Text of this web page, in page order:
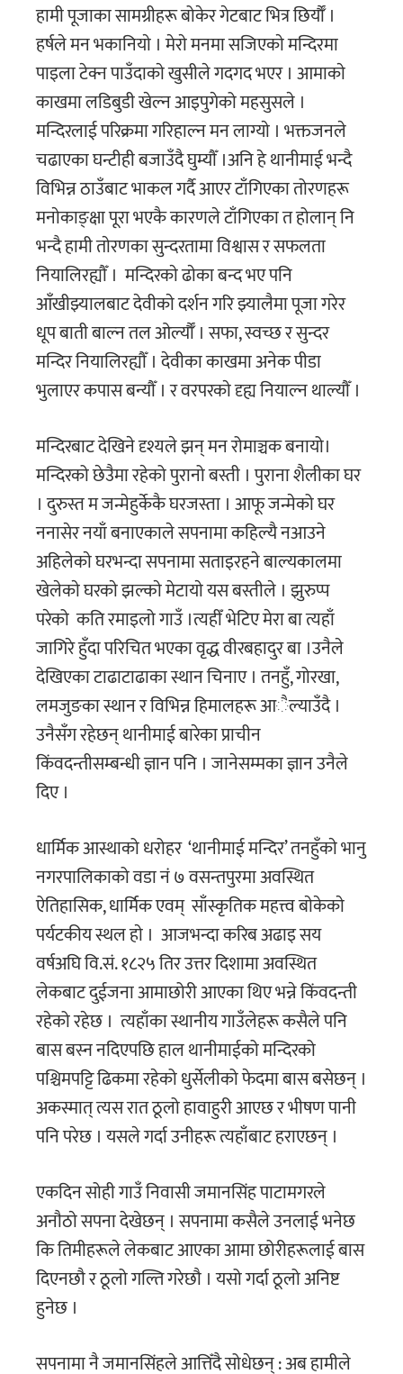
हामी पूजाका सामग्रीहरू बोकेर गेटबाट भित्र छिर्याैँ ।
हर्षले मन भकानियाे । मेराे मनमा सजिएकाे मन्दिरमा
पाइला टेक्न पाउँदाकाे खुसीले गदगद भएर । आमाकाे
काखमा लडिबुडी खेल्न आइपुगेको महसुसले ।
मन्दिरलाई परिक्रमा गरिहाल्न मन लाग्याे । भक्तजनले
चढाएका घन्टीही बजाउँदै घुम्याैँ ।अनि हे थानीमाई भन्दै
विभिन्न ठाउँबाट भाकल गर्दै आएर टाँगिएका तोरणहरू
मनाेकाङ्क्षा पूरा भएकै कारणले टाँगिएका त होलान् नि
भन्दै हामी ताेरणका सुन्दरतामा विश्वास र सफलता
नियालिरह्याैँ । मन्दिरकाे ढाेका बन्द भए पनि
आँखीझ्यालबाट देवीकाे दर्शन गरि झ्यालैमा पूजा गरेर
धूप बाती बाल्न तल ओर्ल्याैँ । सफा, स्वच्छ र सुन्दर
मन्दिर नियालिरह्याैँ । देवीका काखमा अनेक पीडा
भुलाएर कपास बन्याैँ । र वरपरकाे दृह्य नियाल्न थाल्याैँ ।
मन्दिरबाट देखिने दृश्यले झन् मन रोमाञ्चक बनायो।
मन्दिरको छेउैमा रहेको पुरानो बस्ती । पुराना शैलीका घर
। दुरुस्त म जन्मेहुर्केकै घरजस्ता । आफू जन्मेको घर
ननासेर नयाँ बनाएकाले सपनामा कहिल्यै नआउने
अहिलेकाे घरभन्दा सपनामा सताइरहने बाल्यकालमा
खेलेकाे घरकाे झल्काे मेटायाे यस बस्तीले । झुरुप्प
परेको कति रमाइलो गाउँ ।त्यहीँ भेटिए मेरा बा त्यहाँ
जागिरे हुँदा परिचित भएका वृद्ध वीरबहादुर बा ।उनैले
देखिएका टाढाटाढाका स्थान चिनाए । तनहुँ, गोरखा,
लमजुङका स्थान र विभिन्न हिमालहरू आैल्याउँदै ।
उनैसँग रहेछन् थानीमाई बारेका प्राचीन
किंवदन्तीसम्बन्धी ज्ञान पनि । जानेसम्मका ज्ञान उनैले
दिए ।
धार्मिक आस्थाको धरोहर ‘थानीमाई मन्दिर’ तनहुँकाे भानु
नगरपालिकाको वडा नं ७ वसन्तपुरमा अवस्थित
ऐतिहासिक, धार्मिक एवम् साँस्कृतिक महत्त्व बाेकेकाे
पर्यटकीय स्थल हाे । आजभन्दा करिब अढाइ सय
वर्षअघि वि.सं. १८२५ तिर उत्तर दिशामा अवस्थित
लेकबाट दुईजना आमाछोरी आएका थिए भन्ने किंवदन्ती
रहेको रहेछ । त्यहाँका स्थानीय गाउँलेहरू कसैले पनि
बास बस्न नदिएपछि हाल थानीमाईको मन्दिरको
पश्चिमपट्टि ढिकमा रहेको धुर्सेलीको फेदमा बास बसेछन् ।
अकस्मात् त्यस रात ठूलो हावाहुरी आएछ र भीषण पानी
पनि परेछ । यसले गर्दा उनीहरू त्यहाँबाट हराएछन् ।
एकदिन सोही गाउँ निवासी जमानसिंह पाटामगरले
अनाैठाे सपना देखेछन् । सपनामा कसैले उनलाई भनेछ
कि तिमीहरूले लेकबाट आएका आमा छोरीहरूलाई बास
दिएनछौ र ठूलो गल्ति गरेछौ । यसो गर्दा ठूलो अनिष्ट
हुनेछ ।
सपनामा नै जमानसिंहले आत्तिँदै सोधेछन् : अब हामीले